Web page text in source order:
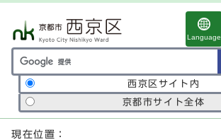
Language
サイト内検索の範囲
西京区サイト内
京都市サイト全体
ここから本文です
現在位置：